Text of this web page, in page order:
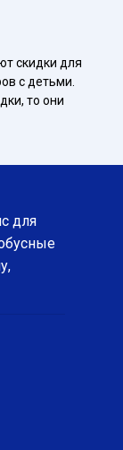
скидки для
с детьми.
то они
для